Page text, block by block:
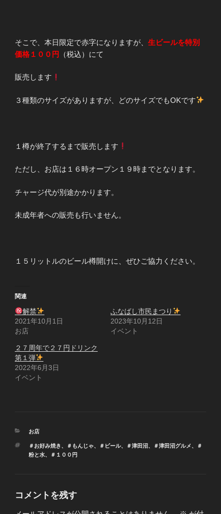
そこで、本日限定で赤字になりますが、 生ビールを特別
価格１００円
（税込）にて
販売します
３種類のサイズがありますが、どのサイズでもOKです
１樽が終了するまで販売します
ただし、お店は１６時オープン１９時までとなります。
チャージ代が別途かかります。
未成年者への販売も行いません。
１５リットルのビール樽開けに、ぜひご協力ください。
関連
解禁
2021年10月1日
お店
ふなばし市民まつり
2023年10月12日
イベント
２７周年で２７円ドリンク
第１弾
2022年6月3日
イベント
カ
ゴ
リ
お店
タ
グ
＃お好み焼き 、 ＃もんじゃ、 ＃ビール、 ＃津田沼、 ＃津田沼グルメ、
＃
粉と水、 ＃１００円
コメントを残す